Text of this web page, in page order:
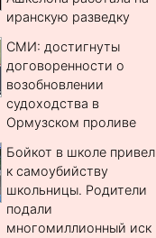
иранскую разведку
СМИ: достигнуты
договоренности о
возобновлении
судоходства в
Ормузском проливе
Бойкот в школе привел
к самоубийству
школьницы. Родители
подали
многомиллионный иск